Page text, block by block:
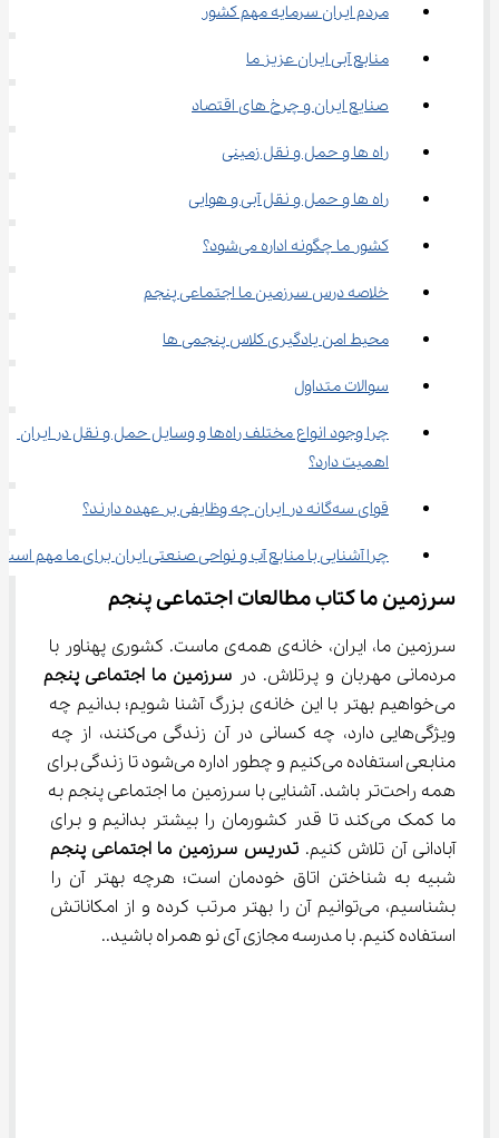
مردم ایران سرمایه‌ مهم کشور
منابع آبی ایران عزیز ما
صنایع ایران و چرخ ‌های اقتصاد
راه‌ ها و حمل و نقل زمینی
راه ‌ها و حمل و نقل آبی و هوایی
کشور ما چگونه اداره می‌شود؟
خلاصه درس سرزمین ما اجتماعی پنجم
محیط امن یادگیری کلاس پنجمی ها
سوالات متداول
چرا وجود انواع مختلف راه‌ها و وسایل حمل و نقل در ایران
اهمیت دارد؟
قوای سه‌گانه در ایران چه وظایفی بر عهده دارند؟
چرا آشنایی با منابع آب و نواحی صنعتی ایران برای ما مهم
سرزمین ما کتاب مطالعات اجتماعی پنجم
سرزمین ما، ایران، خانه‌ی همه‌ی ماست. کشوری پهناور با
مردمانی مهربان و پرتلاش. در سرزمین ما اجتماعی پنجم
می‌خواهیم بهتر با این خانه‌ی بزرگ آشنا شویم؛ بدانیم چه
ویژگی‌هایی دارد، چه کسانی در آن زندگی می‌کنند، از چه
منابعی استفاده می‌کنیم و چطور اداره می‌شود تا زندگی برای
همه راحت‌تر باشد. آشنایی با سرزمین ما اجتماعی پنجم به
ما کمک می‌کند تا قدر کشورمان را بیشتر بدانیم و برای
آبادانی آن تلاش کنیم. تدریس سرزمین ما اجتماعی پنجم
شبیه به شناختن اتاق خودمان است؛ هرچه بهتر آن را
بشناسیم، می‌توانیم آن را بهتر مرتب کرده و از امکاناتش
استفاده کنیم. با مدرسه مجازی آی نو همراه باشید..